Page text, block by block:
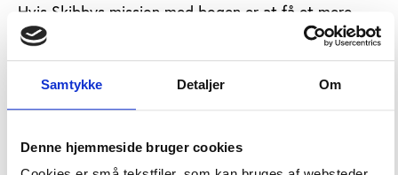
Samtykke Detaljer Om
Denne hjemmeside bruger cookies
Hvis Skibbys mission med bogen er at få et mere
sjælefred i fremtiden, er det derfor meget
forståeligt, at han ikke ønsker at lægge person til et
skærpet livtag med dopingens bagmænd.
Skibbys bog er primært drevet af hans møde efter